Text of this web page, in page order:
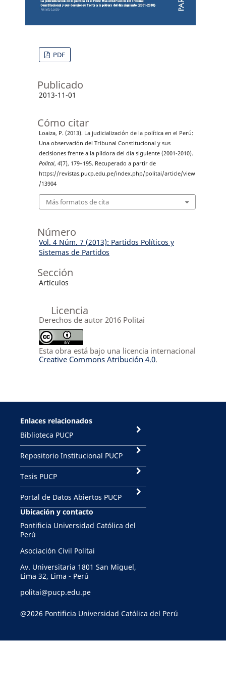
PDF
Publicado
2013-11-01
Cómo citar
Loaiza, P. (2013). La judicialización de la política en el Perú:
Una observación del Tribunal Constitucional y sus
decisiones frente a la píldora del día siguiente (2001-2010).
Politai, 4(7), 179–195. Recuperado a partir de
https://revistas.pucp.edu.pe/index.php/politai/article/view
/13904
Más formatos de cita
Número
Vol. 4 Núm. 7 (2013): Partidos Políticos y
Sistemas de Partidos
Sección
Artículos
Licencia
Derechos de autor 2016 Politai
Esta obra está bajo una licencia internacional
Creative Commons Atribución 4.0.
Enlaces relacionados
Biblioteca PUCP
Repositorio Institucional PUCP
Tesis PUCP
Portal de Datos Abiertos PUCP
Ubicación y contacto
Pontificia Universidad Católica del
Perú
Asociación Civil Politai
Av. Universitaria 1801 San Miguel,
Lima 32, Lima - Perú
politai@pucp.edu.pe
@2026 Pontificia Universidad Católica del Perú